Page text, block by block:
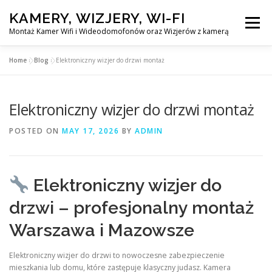
content
KAMERY, WIZJERY, WI-FI
Montaż Kamer Wifi i Wideodomofonów oraz Wizjerów z kamerą
Menu
MONTAŻ WIDEDOMOFONÓW
KONTAKT
EN
Home »Blog »Elektroniczny wizjer do drzwi montaż
Elektroniczny wizjer do drzwi montaż
POSTED ON MAY 17, 2026 BY ADMIN
Elektroniczny wizjer do
drzwi – profesjonalny montaż
Warszawa i Mazowsze
Elektroniczny wizjer do drzwi to nowoczesne zabezpieczenie
mieszkania lub domu, które zastępuje klasyczny judasz. Kamera